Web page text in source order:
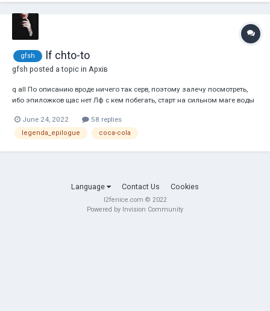
gfsh lf chto-to
gfsh posted a topic in Архів
q all По описанию вроде ничего так серв, поэтому залечу посмотреть,
ибо эпиложков щас нет Лф с кем побегать, старт на сильном маге воды
нет((99(9( Но вот опыта в данных хрониках не так много, но попробуем
что-то новое, а точ...
June 24, 2022 58 replies
legenda_epilogue coca-cola
Language Contact Us Cookies
l2fenice.com © 2022
Powered by Invision Community